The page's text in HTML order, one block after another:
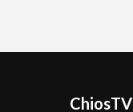
ChiosTV